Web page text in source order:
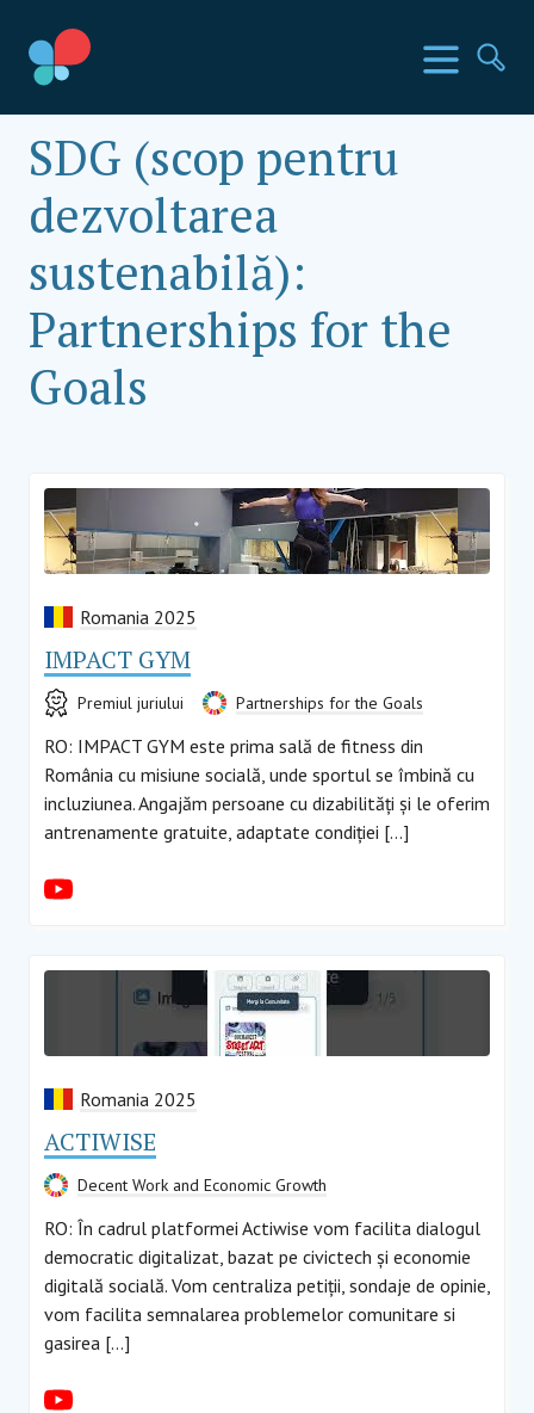
conținut
Meniu
Țările SIA
SDG (scop pentru
dezvoltarea
sustenabilă):
Partnerships for the
Goals
Romania 2025
IMPACT GYM
Premiul juriului Partnerships for the Goals
RO: IMPACT GYM este prima sală de fitness din
România cu misiune socială, unde sportul se îmbină cu
incluziunea. Angajăm persoane cu dizabilități și le oferim
antrenamente gratuite, adaptate condiției […]
Romania 2025
ACTIWISE
Decent Work and Economic Growth
RO: În cadrul platformei Actiwise vom facilita dialogul
democratic digitalizat, bazat pe civictech și economie
digitală socială. Vom centraliza petiții, sondaje de opinie,
vom facilita semnalarea problemelor comunitare si
gasirea […]